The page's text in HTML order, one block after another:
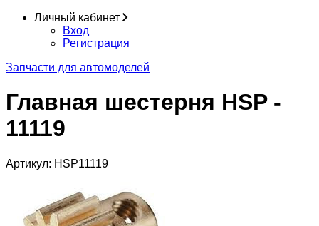
Личный кабинет
Вход
Регистрация
Запчасти для автомоделей
Главная шестерня HSP -
11119
Артикул: HSP11119